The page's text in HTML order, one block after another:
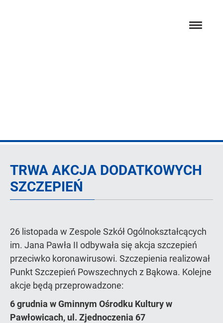
TRWA AKCJA DODATKOWYCH
SZCZEPIEŃ
26 listopada w Zespole Szkół Ogólnokształcących
im. Jana Pawła II odbywała się akcja szczepień
przeciwko koronawirusowi. Szczepienia realizował
Punkt Szczepień Powszechnych z Bąkowa. Kolejne
akcje będą przeprowadzone:
6 grudnia w Gminnym Ośrodku Kultury w
Pawłowicach, ul. Zjednoczenia 67